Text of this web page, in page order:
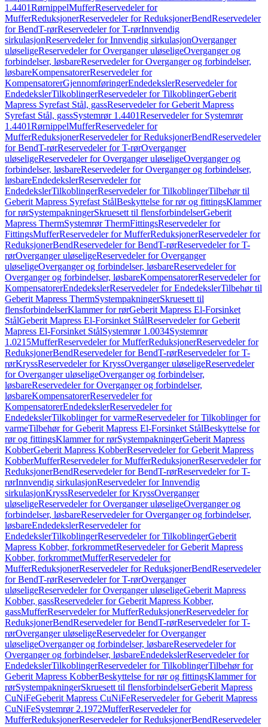
1.4401RørnippelMufferReservedeler for
MufferReduksjonerReservedeler for ReduksjonerBendReservedeler
for BendT-rørReservedeler for T-rørInnvendig
sirkulasjonReservedeler for Innvendig sirkulasjonOverganger
uløseligeReservedeler for Overganger uløseligeOverganger og
forbindelser, løsbareReservedeler for Overganger og forbindelser,
løsbareKompensatorerReservedeler for
KompensatorerGjennomføringerEndedekslerReservedeler for
EndedekslerTilkoblingerReservedeler for TilkoblingerGeberit
Mapress Syrefast Stål, gassReservedeler for Geberit Mapress
Syrefast Stål, gassSystemrør 1.4401Reservedeler for Systemrør
1.4401RørnippelMufferReservedeler for
MufferReduksjonerReservedeler for ReduksjonerBendReservedeler
for BendT-rørReservedeler for T-rørOverganger
uløseligeReservedeler for Overganger uløseligeOverganger og
forbindelser, løsbareReservedeler for Overganger og forbindelser,
løsbareEndedekslerReservedeler for
EndedekslerTilkoblingerReservedeler for TilkoblingerTilbehør til
Geberit Mapress Syrefast StålBeskyttelse for rør og fittingsKlammer
for rørSystempakningerSkruesett til flensforbindelserGeberit
Mapress ThermSystemrør ThermFittingsReservedeler for
FittingsMufferReservedeler for MufferReduksjonerReservedeler for
ReduksjonerBendReservedeler for BendT-rørReservedeler for T-
rørOverganger uløseligeReservedeler for Overganger
uløseligeOverganger og forbindelser, løsbareReservedeler for
Overganger og forbindelser, løsbareKompensatorerReservedeler for
KompensatorerEndedekslerReservedeler for EndedekslerTilbehør til
Geberit Mapress ThermSystempakningerSkruesett til
flensforbindelserKlammer for rørGeberit Mapress El-Forsinket
StålGeberit Mapress El-Forsinket StålReservedeler for Geberit
Mapress El-Forsinket StålSystemrør 1.0034Systemrør
1.0215MufferReservedeler for MufferReduksjonerReservedeler for
ReduksjonerBendReservedeler for BendT-rørReservedeler for T-
rørKryssReservedeler for KryssOverganger uløseligeReservedeler
for Overganger uløseligeOverganger og forbindelser,
løsbareReservedeler for Overganger og forbindelser,
løsbareKompensatorerReservedeler for
KompensatorerEndedekslerReservedeler for
EndedekslerTilkoblinger for varmeReservedeler for Tilkoblinger for
varmeTilbehør for Geberit Mapress El-Forsinket StålBeskyttelse for
rør og fittingsKlammer for rørSystempakningerGeberit Mapress
KobberGeberit Mapress KobberReservedeler for Geberit Mapress
KobberMufferReservedeler for MufferReduksjonerReservedeler for
ReduksjonerBendReservedeler for BendT-rørReservedeler for T-
rørInnvendig sirkulasjonReservedeler for Innvendig
sirkulasjonKryssReservedeler for KryssOverganger
uløseligeReservedeler for Overganger uløseligeOverganger og
forbindelser, løsbareReservedeler for Overganger og forbindelser,
løsbareEndedekslerReservedeler for
EndedekslerTilkoblingerReservedeler for TilkoblingerGeberit
Mapress Kobber, forkrommetReservedeler for Geberit Mapress
Kobber, forkrommetMufferReservedeler for
MufferReduksjonerReservedeler for ReduksjonerBendReservedeler
for BendT-rørReservedeler for T-rørOverganger
uløseligeReservedeler for Overganger uløseligeGeberit Mapress
Kobber, gassReservedeler for Geberit Mapress Kobber,
gassMufferReservedeler for MufferReduksjonerReservedeler for
ReduksjonerBendReservedeler for BendT-rørReservedeler for T-
rørOverganger uløseligeReservedeler for Overganger
uløseligeOverganger og forbindelser, løsbareReservedeler for
Overganger og forbindelser, løsbareEndedekslerReservedeler for
EndedekslerTilkoblingerReservedeler for TilkoblingerTilbehør for
Geberit Mapress KobberBeskyttelse for rør og fittingsKlammer for
rørSystempakningerSkruesett til flensforbindelserGeberit Mapress
CuNiFeGeberit Mapress CuNiFeReservedeler for Geberit Mapress
CuNiFeSystemrør 2.1972MufferReservedeler for
MufferReduksjonerReservedeler for ReduksjonerBendReservedeler